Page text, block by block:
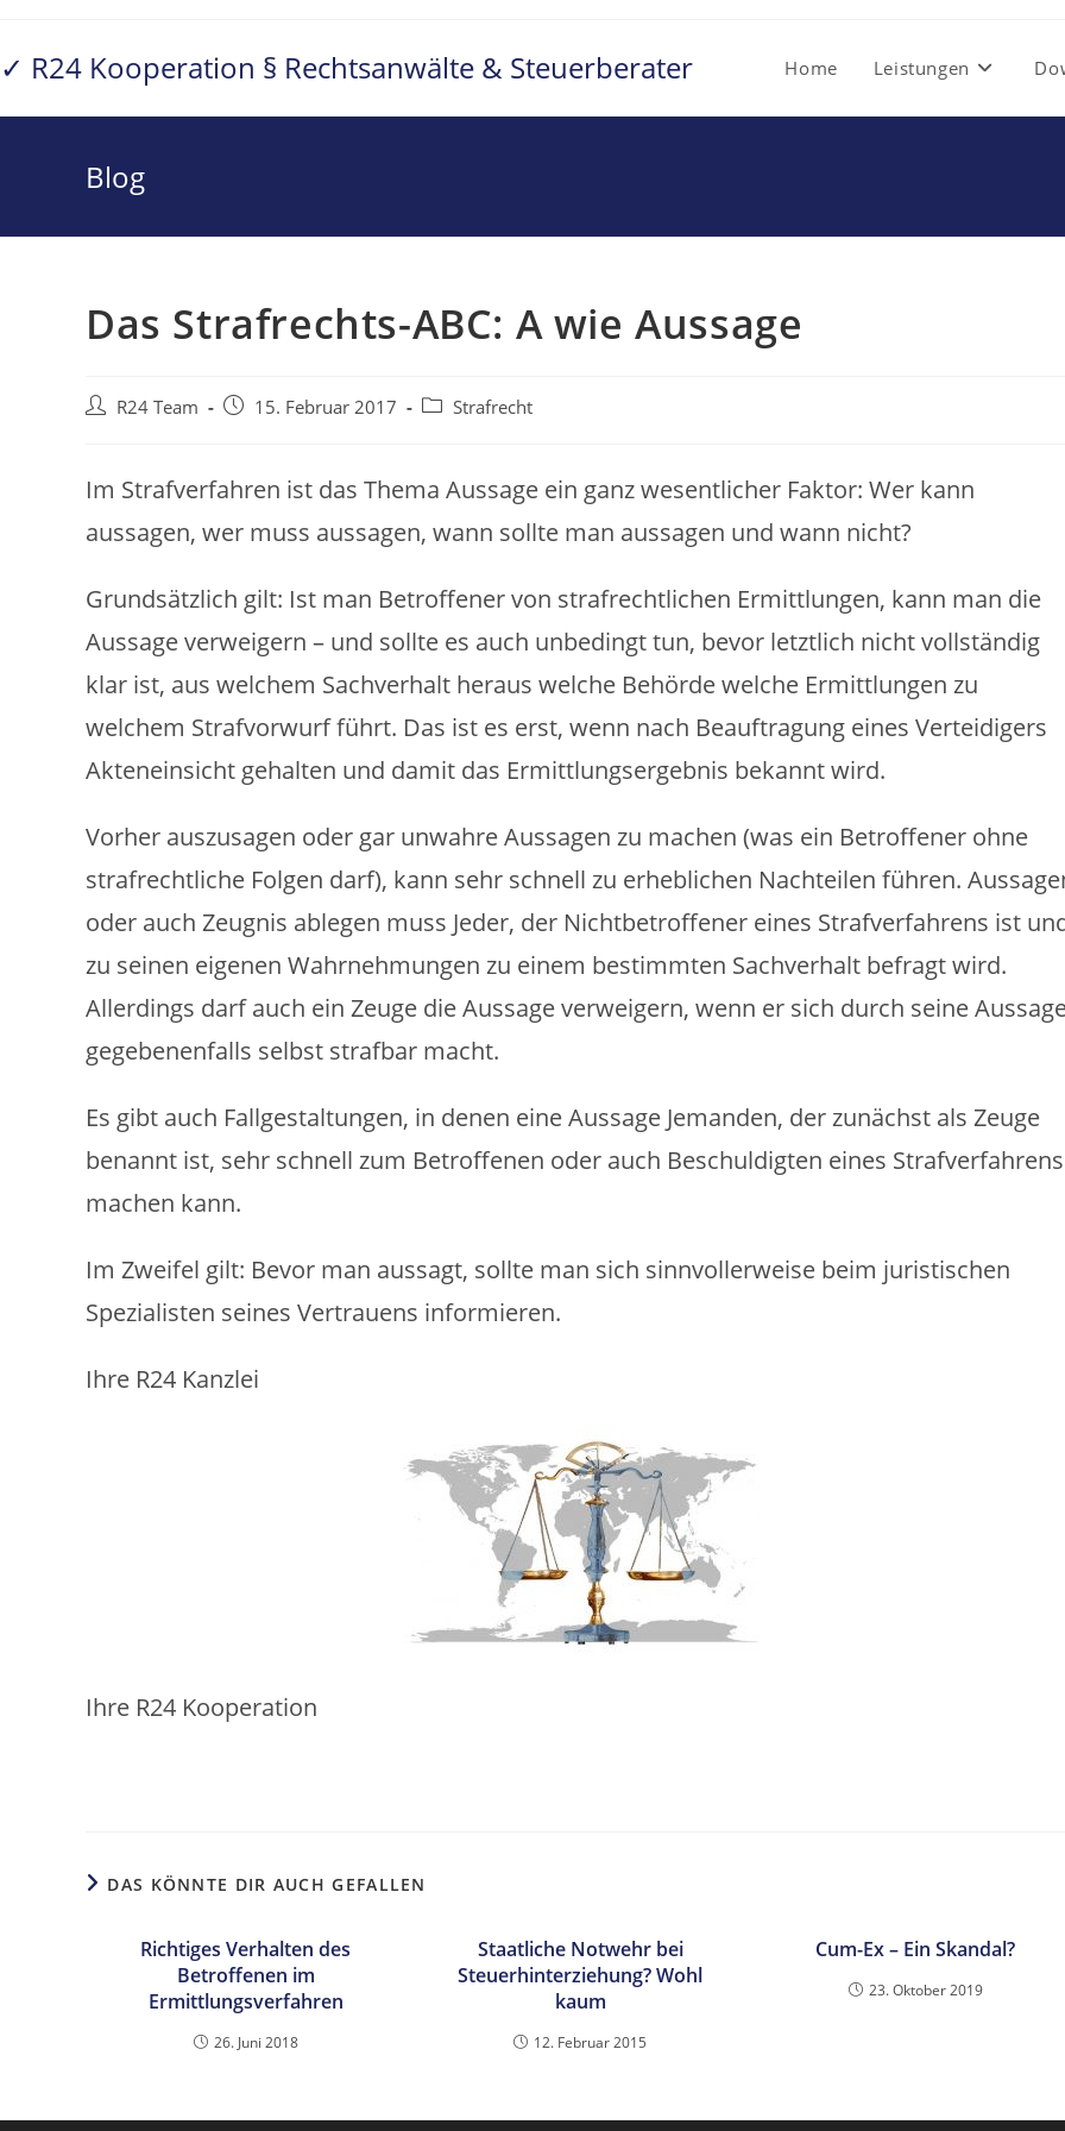
springen
✓ R24 Kooperation § Rechtsanwälte & Steuerberater Home Leistungen
Blog
Das Strafrechts-ABC: A wie Aussage
Beitrags-
R24 Team
Beitrag15. Februar 2017
Beitrags-
Strafrecht
Im Strafverfahren ist das Thema Aussage ein ganz wesentlicher Faktor: Wer kann
aussagen, wer muss aussagen, wann sollte man aussagen und wann nicht?
Grundsätzlich gilt: Ist man Betroffener von strafrechtlichen Ermittlungen, kann man die
Aussage verweigern – und sollte es auch unbedingt tun, bevor letztlich nicht vollständig
klar ist, aus welchem Sachverhalt heraus welche Behörde welche Ermittlungen zu
welchem Strafvorwurf führt. Das ist es erst, wenn nach Beauftragung eines Verteidigers
Akteneinsicht gehalten und damit das Ermittlungsergebnis bekannt wird.
Vorher auszusagen oder gar unwahre Aussagen zu machen (was ein Betroffener ohne
strafrechtliche Folgen darf), kann sehr schnell zu erheblichen Nachteilen führen.
oder auch Zeugnis ablegen muss Jeder, der Nichtbetroffener eines Strafverfahrens ist
zu seinen eigenen Wahrnehmungen zu einem bestimmten Sachverhalt befragt wird.
Allerdings darf auch ein Zeuge die Aussage verweigern, wenn er sich durch seine
gegebenenfalls selbst strafbar macht.
Es gibt auch Fallgestaltungen, in denen eine Aussage Jemanden, der zunächst als Zeuge
benannt ist, sehr schnell zum Betroffenen oder auch Beschuldigten eines Strafverfahrens
machen kann.
Im Zweifel gilt: Bevor man aussagt, sollte man sich sinnvollerweise beim juristischen
Spezialisten seines Vertrauens informieren.
Ihre R24 Kanzlei
Ihre R24 Kooperation
DAS KÖNNTE DIR AUCH GEFALLEN
Richtiges Verhalten des
Betroffenen im
Ermittlungsverfahren
26. Juni 2018
Staatliche Notwehr bei
Steuerhinterziehung? Wohl
kaum
12. Februar 2015
Cum-Ex – Ein Skandal?
23. Oktober 2019